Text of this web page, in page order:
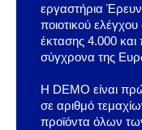
εργαστήρια
ποιοτικού
έκτασης 4.000 και
σύγχρονα της
Η DEMO είναι
σε αριθμό
προϊόντα όλων